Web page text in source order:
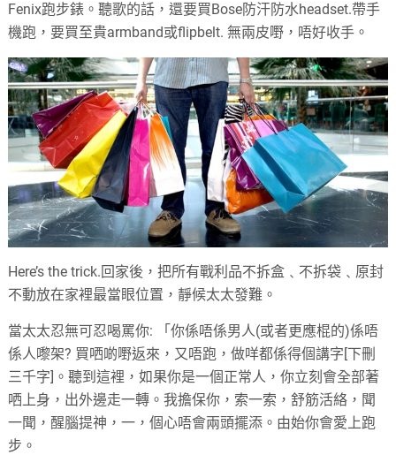
Fenix跑步錶。聽歌的話，還要買Bose防汗防水headset.帶手
機跑，要買至貴armband或flipbelt. 無兩皮嘢，唔好收手。
Here’s the trick.回家後，把所有戰利品不拆盒﹑不拆袋﹑原封
不動放在家裡最當眼位置，靜候太太發難。
當太太忍無可忍喝罵你: 「你係唔係男人(或者更應棍的)係唔
係人嚟架? 買哂啲嘢返來，又唔跑，做咩都係得個講字[下刪
三千字] 。聽到這裡，如果你是一個正常人，你立刻會全部著
哂上身，出外邊走一轉。我擔保你，索一索，舒筋活絡，聞
一聞，醒腦提神，一，個心唔會兩頭擺添。由始你會愛上跑
步。